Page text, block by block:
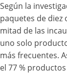
Según la
paquetes de diez
mitad de las
uno solo
más frecuentes.
el 77 %